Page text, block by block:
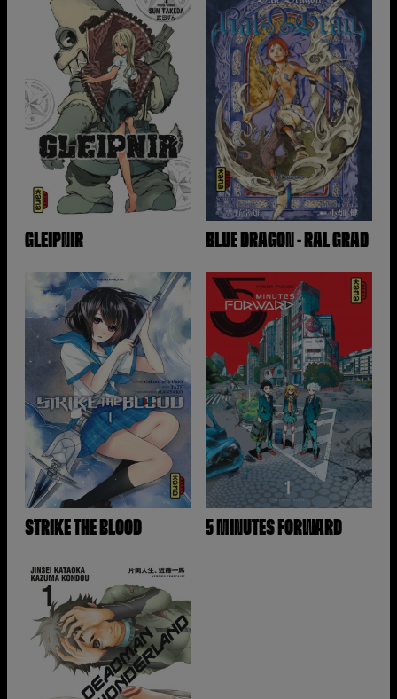
GLEIPNIR BLUE DRAGON - RAL GRAD
STRIKE THE BLOOD 5 MINUTES FORWARD